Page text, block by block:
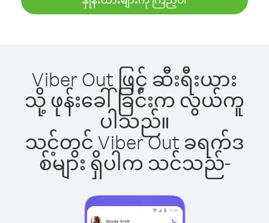
Viber Out ဖြင့် ဆီးရီးယား
သို့ ဖုန်းခေါ်ခြင်းက လွယ်ကူ
ပါသည်။
သင့်တွင် Viber Out ခရက်ဒ
စ်များ ရှိပါက သင်သည်-